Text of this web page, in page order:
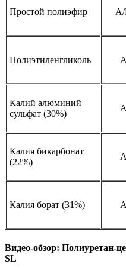
Простой полиэфир
Полиэтиленгликоль A
Калий алюминий
сульфат (30%)
A
Калия бикарбонат
(22%)
A
Калия борат (31%) A
Видео-обзор: Полиуретан-
SL